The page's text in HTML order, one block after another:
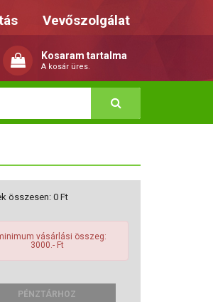
Vevőszolgálat
Kosaram tartalma
A kosár üres.
összesen: 0 Ft
vásárlási összeg:
3000.- Ft
PÉNZTÁRHOZ